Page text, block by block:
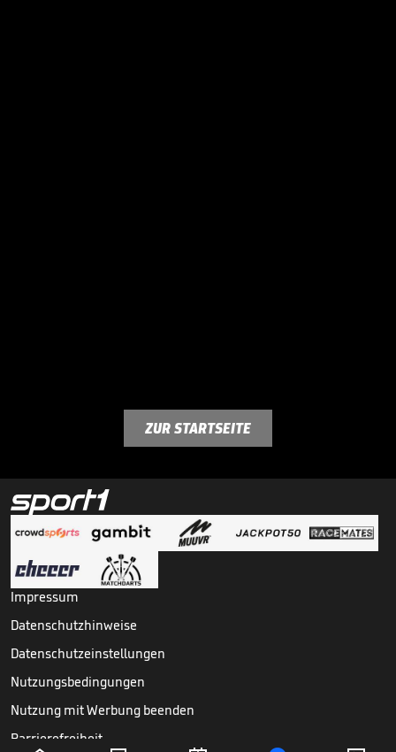
ZUR STARTSEITE
Impressum
Datenschutzhinweise
Datenschutzeinstellungen
Nutzungsbedingungen
Nutzung mit Werbung beenden
Barrierefreiheit